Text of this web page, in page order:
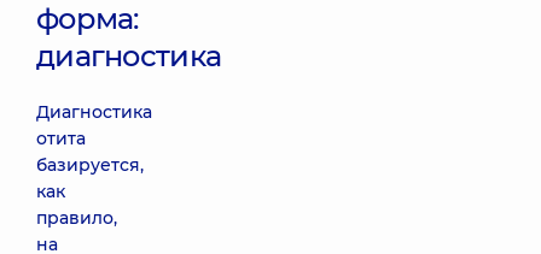
форма:
диагностика
Диагностика
отита
базируется,
как
правило,
на